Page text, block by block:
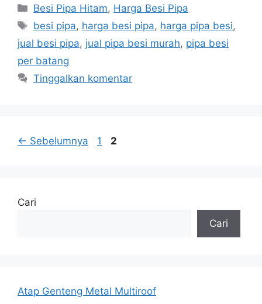
Kategori
Besi Pipa Hitam, Harga Besi Pipa
Tag
besi pipa, harga besi pipa, harga pipa besi,
jual besi pipa, jual pipa besi murah, pipa besi
per batang
Tinggalkan komentar
← Sebelumnya Halaman
1 Halaman
2
Cari
Cari
Atap Genteng Metal Multiroof